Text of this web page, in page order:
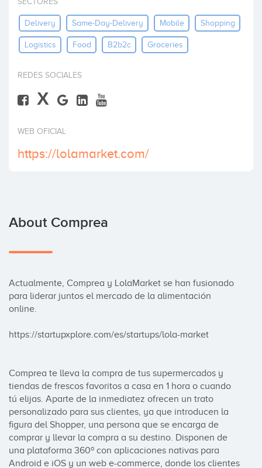
Delivery Same-Day-Delivery Mobile Shopping
Logistics Food B2b2c Groceries
REDES SOCIALES
X
WEB OFICIAL
https://lolamarket.com/
About Comprea
Actualmente, Comprea y LolaMarket se han fusionado
para liderar juntos el mercado de la alimentación
online.
https://startupxplore.com/es/startups/lola-market
Comprea te lleva la compra de tus supermercados y
tiendas de frescos favoritos a casa en 1 hora o cuando
tú elijas. Aparte de la inmediatez ofrecen un trato
personalizado para sus clientes, ya que introducen la
figura del Shopper, una persona que se encarga de
comprar y llevar la compra a su destino. Disponen de
una plataforma 360º con aplicaciones nativas para
Android e iOS y un web e-commerce, donde los clientes